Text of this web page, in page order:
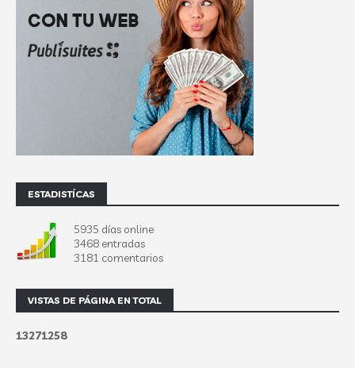
ESTADISTÍCAS
5935 días online
3468 entradas
3181 comentarios
VISTAS DE PÁGINA EN TOTAL
13271258